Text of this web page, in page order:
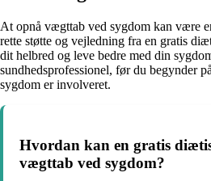
At opnå vægttab ved sygdom kan være
rette støtte og vejledning fra en gratis
dit helbred og leve bedre med din
sundhedsprofessionel, før du begynder
sygdom er involveret.
Hvordan kan en gratis
vægttab ved sygdom?